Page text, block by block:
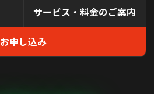
サービス・料金のご案内
お申し込み